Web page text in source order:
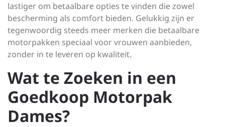
lastiger om betaalbare opties te vinden die zowel
bescherming als comfort bieden. Gelukkig zijn er
tegenwoordig steeds meer merken die betaalbare
motorpakken speciaal voor vrouwen aanbieden,
zonder in te leveren op kwaliteit.
Wat te Zoeken in een
Goedkoop Motorpak
Dames?